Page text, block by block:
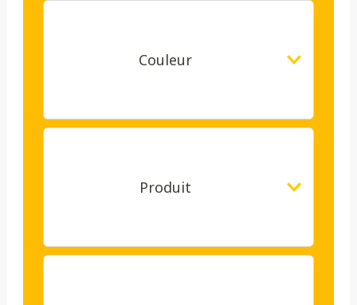
Couleur
Produit